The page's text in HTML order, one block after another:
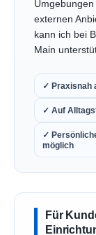
externen
kann ich bei
Main
✓ Praxisnah
✓ Auf
✓
möglich
Für